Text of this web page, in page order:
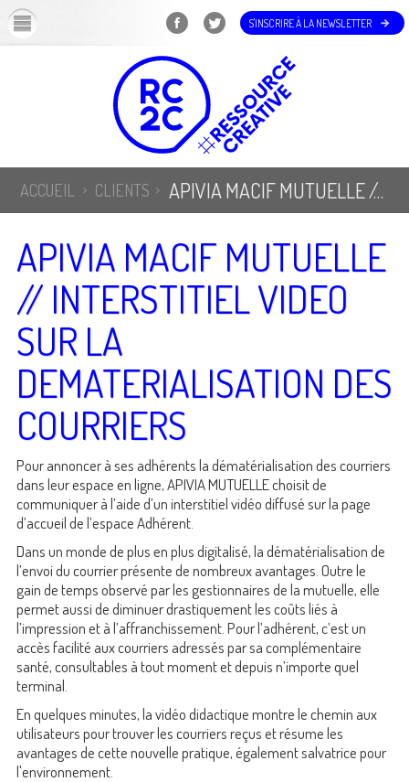
S'INSCRIRE À LA NEWSLETTER
ACCUEIL CLIENTS APIVIA MACIF MUTUELLE // INTERSTITIEL VIDEO SUR LA DEMATERIALISATION DES COURRIERS
APIVIA MACIF MUTUELLE
// INTERSTITIEL VIDEO
SUR LA
DEMATERIALISATION DES
COURRIERS
Pour annoncer à ses adhérents la dématérialisation des courriers
dans leur espace en ligne, APIVIA MUTUELLE choisit de
communiquer à l’aide d’un interstitiel vidéo diffusé sur la page
d’accueil de l’espace Adhérent.
Dans un monde de plus en plus digitalisé, la dématérialisation de
l’envoi du courrier présente de nombreux avantages. Outre le
gain de temps observé par les gestionnaires de la mutuelle, elle
permet aussi de diminuer drastiquement les coûts liés à
l’impression et à l’affranchissement. Pour l’adhérent, c’est un
accès facilité aux courriers adressés par sa complémentaire
santé, consultables à tout moment et depuis n’importe quel
terminal.
En quelques minutes, la vidéo didactique montre le chemin aux
utilisateurs pour trouver les courriers reçus et résume les
avantages de cette nouvelle pratique, également salvatrice pour
l'environnement.